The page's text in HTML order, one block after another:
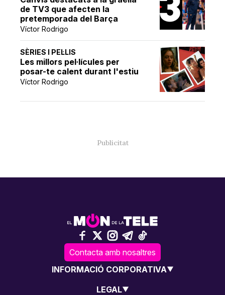
de TV3 que afecten la
pretemporada del Barça
Víctor Rodrigo
SÈRIES I PEL·LIS
Les millors pel·lícules per
posar-te calent durant l'estiu
Víctor Rodrigo
Contacta amb nosaltres
INFORMACIÓ CORPORATIVA
LEGAL